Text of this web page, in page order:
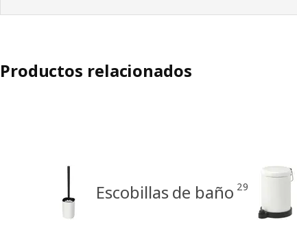
Productos relacionados
Escobillas de baño 29